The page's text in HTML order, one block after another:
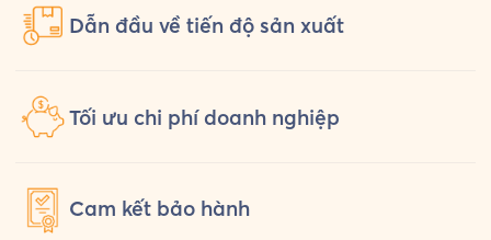
Dẫn đầu về tiến độ sản xuất
Tối ưu chi phí doanh nghiệp
Cam kết bảo hành